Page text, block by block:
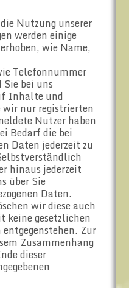
Nutzung unserer
werden einige
wie Name,
Telefonnummer
bei uns
Inhalte und
wir nur registrierten
Nutzer haben
Bedarf die bei
Daten jederzeit zu
hinaus jederzeit
über Sie
Daten.
wir diese auch
keine gesetzlichen
Zur
Zusammenhang
dieser